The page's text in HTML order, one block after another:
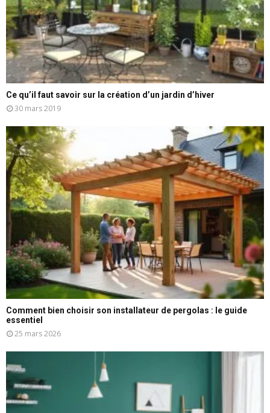
Ce qu’il faut savoir sur la création d’un jardin d’hiver
30 mars 2019
Comment bien choisir son installateur de pergolas : le guide
essentiel
25 mars 2026